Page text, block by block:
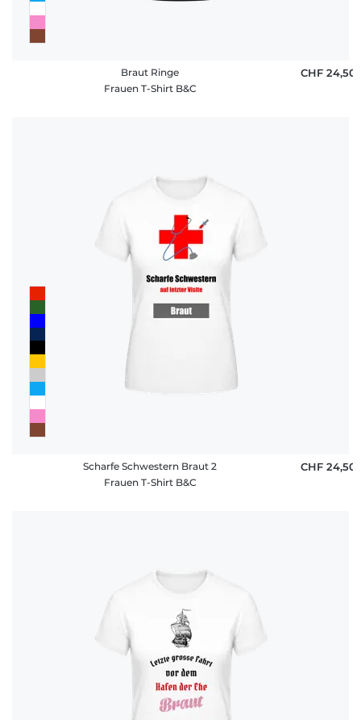
Braut Ringe
Frauen T-Shirt B&C
CHF 24,50
Scharfe Schwestern Braut 2
Frauen T-Shirt B&C
CHF 24,50